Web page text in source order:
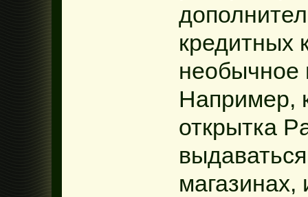
кредитных
необычное
Например,
открытка
магазинах,